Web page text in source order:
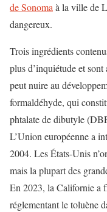
de Sonomaà la ville de
dangereux.
Trois ingrédients
plus d’inquiétude et sont
peut nuire au
formaldéhyde, qui
phtalate de dibutyle
L’Union européenne a
2004. Les États-Unis
mais la plupart des
En 2023, la Californie a
réglementant le toluène